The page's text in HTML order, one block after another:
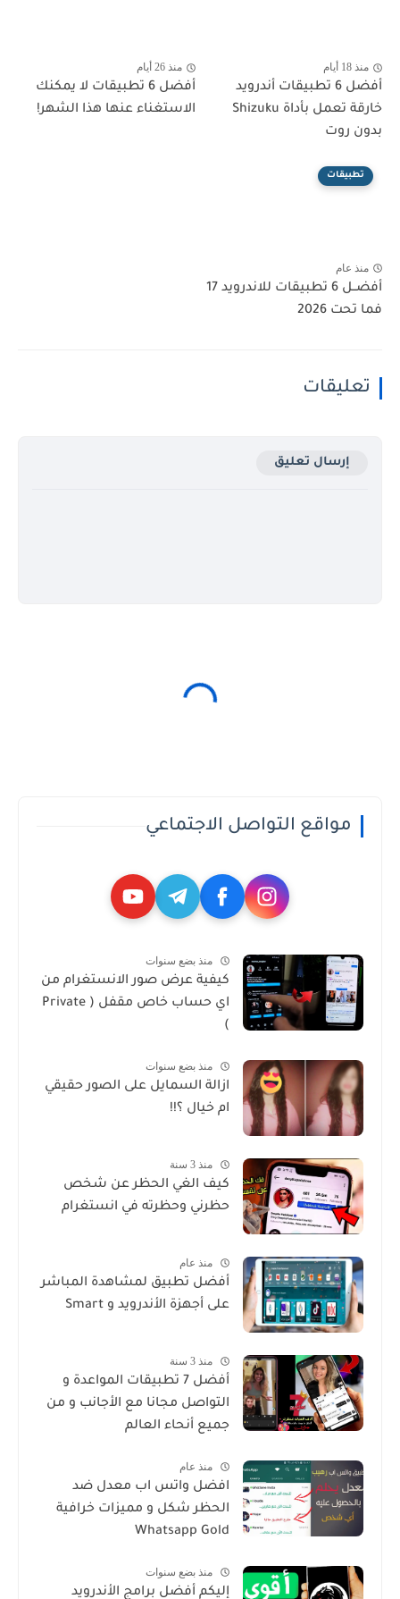
منذ 18 أيام
أفضل 6 تطبيقات أندرويد
خارقة تعمل بأداة Shizuku
بدون روت
منذ 26 أيام
أفضل 6 تطبيقات لا يمكنك
الاستغناء عنها هذا الشهر!
تطبيقات
منذ عام
أفضــل 6 تطبيقات للاندرويد 17
فما تحت 2026
تعليقات
إرسال تعليق
مواقع التواصل الاجتماعي
منذ بضع سنوات
كيفية عرض صور الانستغرام من
اي حساب خاص مقفل ( Private
)
منذ بضع سنوات
ازالة السمايل على الصور حقيقي
ام خيال ؟!!
منذ 3 سنة
كيف الغي الحظر عن شخص
حظرني وحظرته في انستغرام
منذ عام
أفضل تطبيق لمشاهدة المباشر
على أجهزة الأندرويد و Smart
منذ 3 سنة
أفضل 7 تطبيقات المواعدة و
التواصل مجانا مع الأجانب و من
جميع أنحاء العالم
منذ عام
افضل واتس اب معدل ضد
الحظر شكل و مميزات خرافية
Whatsapp Gold
منذ بضع سنوات
إليكم أفضل برامج الأندرويد